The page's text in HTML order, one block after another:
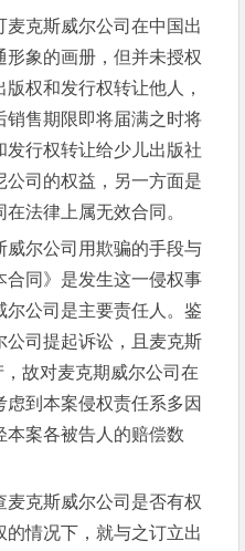
克斯威尔公司在中国出
形象的画册，但并未授权
权和发行权转让他人，
销售期限即将届满之时将
行权转让给少儿出版社
公司的权益，另一方面是
法律上属无效合同。
尔公司用欺骗的手段与
合同》是发生这一侵权事
尔公司是主要责任人。鉴
公司提起诉讼，且麦克斯
故对麦克期威尔公司在
到本案侵权责任系多因
本案各被告人的赔偿数
克斯威尔公司是否有权
情况下，就与之订立出